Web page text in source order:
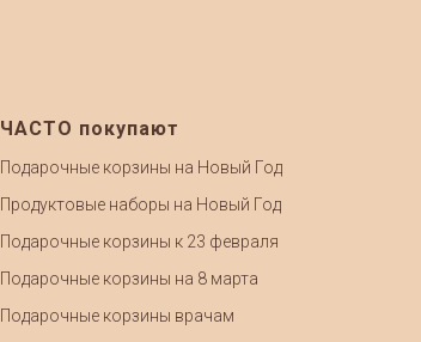
ЧАСТО покупают
Подарочные корзины на Новый Год
Продуктовые наборы на Новый Год
Подарочные корзины к 23 февраля
Подарочные корзины на 8 марта
Подарочные корзины врачам